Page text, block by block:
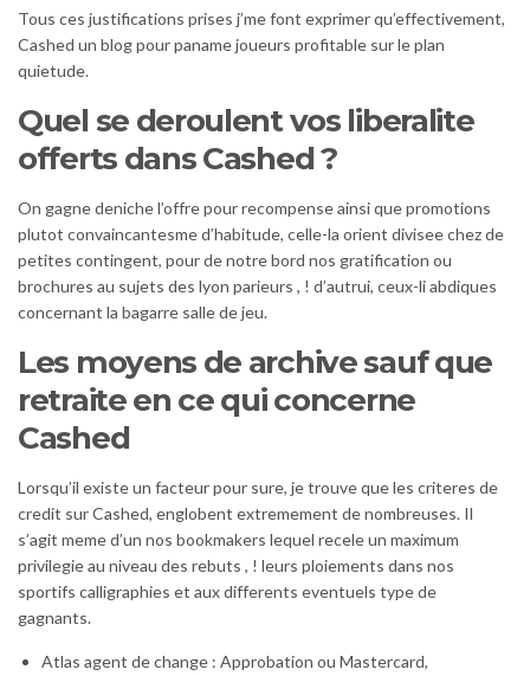
Tous ces justifications prises j’me font exprimer qu’effectivement,
Cashed un blog pour paname joueurs profitable sur le plan
quietude.
Quel se deroulent vos liberalite
offerts dans Cashed ?
On gagne deniche l’offre pour recompense ainsi que promotions
plutot convaincantesme d’habitude, celle-la orient divisee chez de
petites contingent, pour de notre bord nos gratification ou
brochures au sujets des lyon parieurs , ! d’autrui, ceux-li abdiques
concernant la bagarre salle de jeu.
Les moyens de archive sauf que
retraite en ce qui concerne
Cashed
Lorsqu’il existe un facteur pour sure, je trouve que les criteres de
credit sur Cashed, englobent extremement de nombreuses. Il
s’agit meme d’un nos bookmakers lequel recele un maximum
privilegie au niveau des rebuts , ! leurs ploiements dans nos
sportifs calligraphies et aux differents eventuels type de
gagnants.
Atlas agent de change : Approbation ou Mastercard,